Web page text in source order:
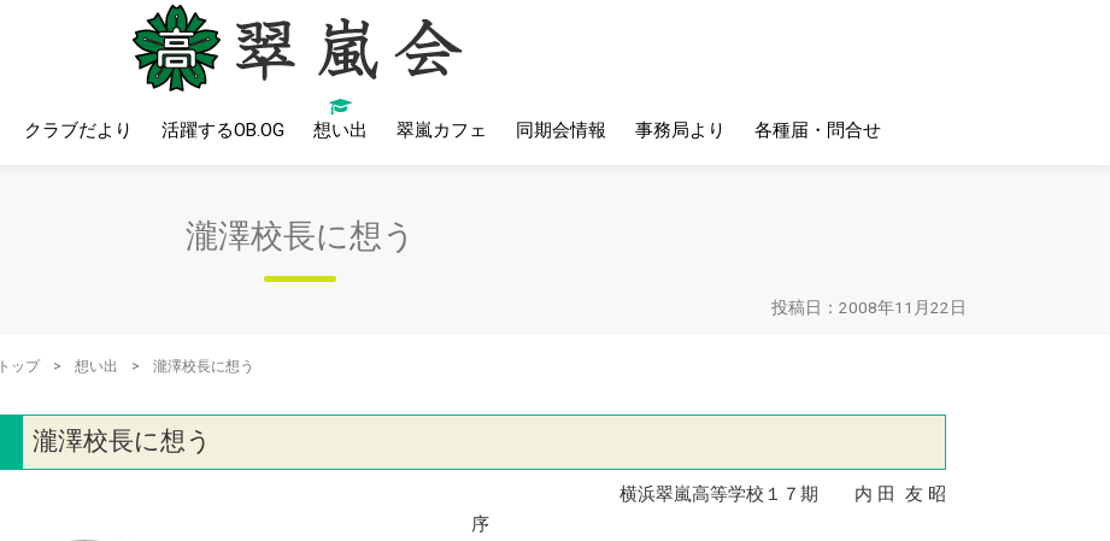
クラブだより 活躍するOB.OG 想い出 翠嵐カフェ 同期会情報 事務局より 各種届・問合せ
投稿日：2008年11月22日
瀧澤校長に想う
トップ > 想い出 > 瀧澤校長に想う
瀧澤校長に想う
横浜翠嵐高等学校１７期 内 田 友 昭
序